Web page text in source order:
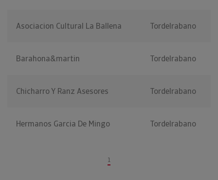
Asociacion Cultural La Ballena Tordelrabano
Barahona&martin Tordelrabano
Chicharro Y Ranz Asesores Tordelrabano
Hermanos Garcia De Mingo Tordelrabano
1